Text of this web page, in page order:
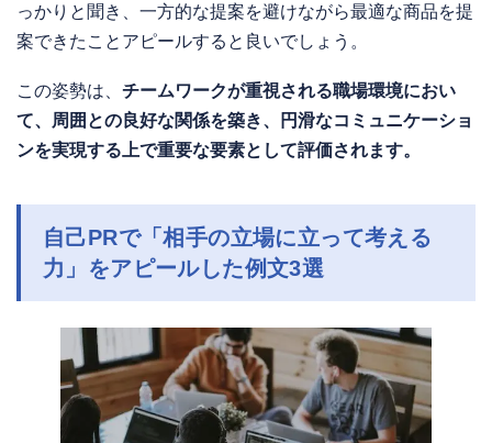
っかりと聞き、一方的な提案を避けながら最適な商品を提
案できたことアピールすると良いでしょう。
この姿勢は、 チームワークが重視される職場環境におい
て、周囲との良好な関係を築き、円滑なコミュニケーショ
ンを実現する上で重要な要素として評価されます。
自己PRで「相手の立場に立って考える
力」 をアピールした例文3選